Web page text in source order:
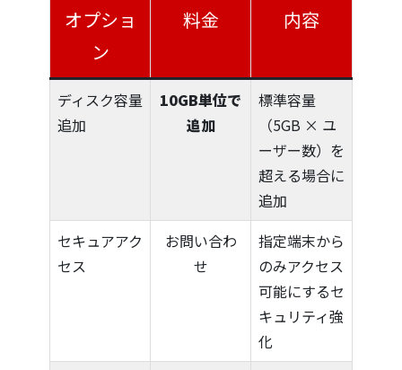
オプショ
ン
料金 内容
ディスク容量
追加
10GB単位で
追加
標準容量
（5GB × ユ
ーザー数）を
超える場合に
追加
セキュアアク
セス
お問い合わ
せ
指定端末から
のみアクセス
可能にするセ
キュリティ強
化